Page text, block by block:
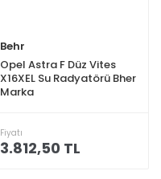
Behr
Opel Astra F Düz Vites
X16XEL Su Radyatörü Bher
Marka
Fiyatı
3.812,50 TL